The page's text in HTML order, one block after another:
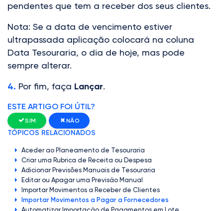
TÓPICOS RELACIONADOS
Aceder ao Planeamento de Tesouraria
Criar uma Rubrica de Receita ou Despesa
Adicionar Previsões Manuais de Tesouraria
Editar ou Apagar uma Previsão Manual
Importar Movimentos a Receber de Clientes
Importar Movimentos a Pagar a Fornecedores
pendentes que tem a receber dos seus clientes.
Nota: Se a data de vencimento estiver
ultrapassada aplicação colocará na coluna
Data Tesouraria, o dia de hoje, mas pode
sempre alterar.
4. Por fim, faça Lançar.
ESTE ARTIGO FOI ÚTIL?
SIM NÃO